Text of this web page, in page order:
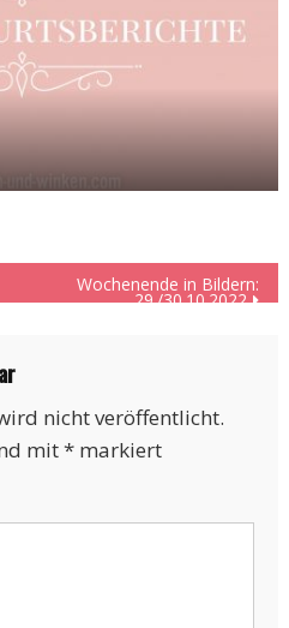
Wochenende in Bildern:
29./30.10.2022
nicht veröffentlicht.
mit*markiert